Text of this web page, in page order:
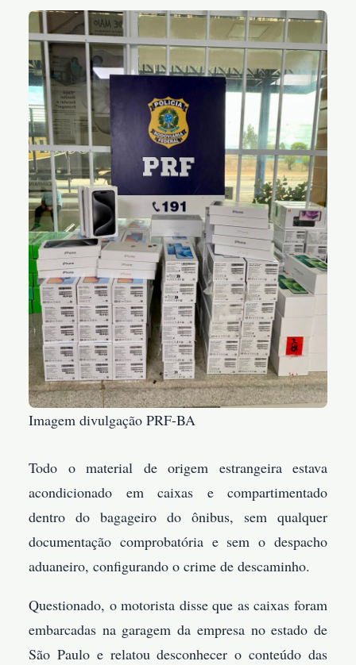
Imagem divulgação PRF-BA
Todo o material de origem estrangeira estava
acondicionado em caixas e compartimentado
dentro do bagageiro do ônibus, sem qualquer
documentação comprobatória e sem o despacho
aduaneiro, configurando o crime de descaminho.
Questionado, o motorista disse que as caixas foram
embarcadas na garagem da empresa no estado de
São Paulo e relatou desconhecer o conteúdo das